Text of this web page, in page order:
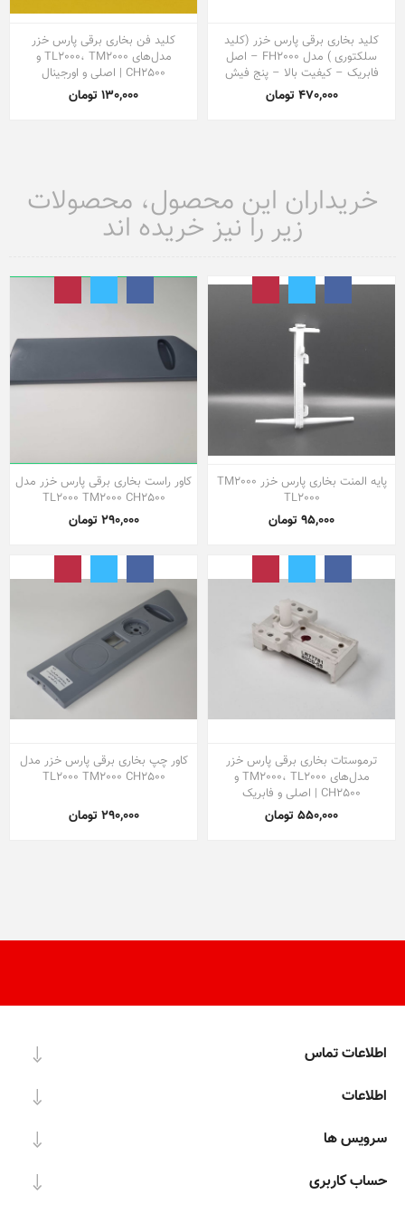
کلید بخاری برقی پارس خزر (کلید
سلکتوری ) مدل FH2000 – اصل
فابریک – کیفیت بالا – پنج فیش
470,000 تومان
کلید فن بخاری برقی پارس خزر
مدل‌های TL2000، TM2000 و
CH2500 | اصلی و اورجینال
130,000 تومان
خریداران این محصول، محصولات
زیر را نیز خریده اند
پایه المنت بخاری پارس خزر TM2000
TL2000
95,000 تومان
کاور راست بخاری برقی پارس خزر مدل
TL2000 TM2000 CH2500
290,000 تومان
ترموستات بخاری برقی پارس خزر
مدل‌های TM2000، TL2000 و
CH2500 | اصلی و فابریک
550,000 تومان
کاور چپ بخاری برقی پارس خزر مدل
TL2000 TM2000 CH2500
290,000 تومان
اطلاعات تماس
اطلاعات
سرویس ها
حساب کاربری